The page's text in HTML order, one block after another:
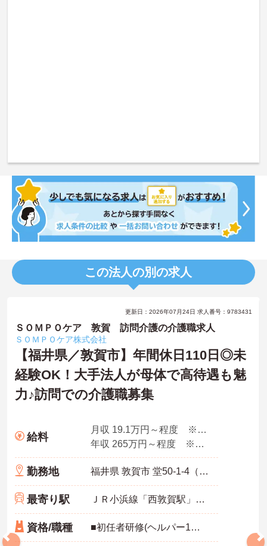
この法人の別の求人
更新日：2026年07月24日 求人番号：9783431
ＳＯＭＰＯケア 敦賀 訪問介護の介護職求人
ＳＯＭＰＯケア株式会社
【福井県／敦賀市】年間休日110日◎未
経験OK！大手法人が母体で高待遇も魅
力♪訪問での介護職募集
給料
月収 19.1万円～程度 ※諸手当込み
年収 265万円～程度 ※想定年収
勤務地 福井県 敦賀市 堂50-1-4（長沢）日経ビル1F
最寄り駅 ＪＲ小浜線「西敦賀駅」バス・車4分
資格/職種 ■初任者研修(ヘルパー1級・2級)以上の資格をお持ちの方 ■スマートフォン所持必須（業務に使用するため） ■普通運転免許必須（AT可） ※未経験可